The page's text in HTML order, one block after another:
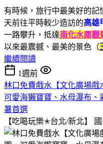
有時候，旅行中最美好的
天前往平時較少造訪的高雄
一路攀升，抵達南化水庫觀
以來最震撼、最美的景色（
繼續閱讀
1週前
林口免費戲水【文化廣場戲
可愛海獺寶寶、水母瀑布、
暑首選
【吃喝玩樂✭台北/新北】